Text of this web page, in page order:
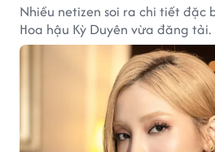
Nhiều netizen soi ra chi tiết
Hoa hậu Kỳ Duyên vừa đăng tải.